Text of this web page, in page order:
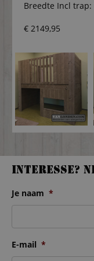
Breedte Incl trap:
€ 2149,95
Interesse?
Je naam *
E-mail *